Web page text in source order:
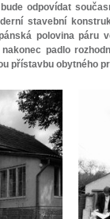
odpovídat
stavební
polovina páru
padlo
přístavbu obytného